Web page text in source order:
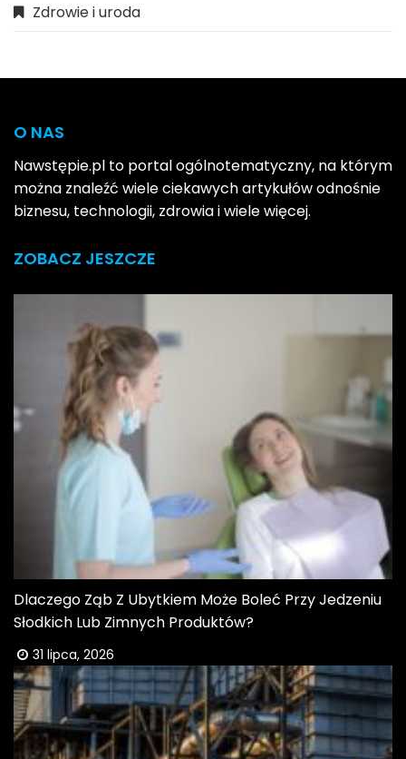
Zdrowie i uroda
O NAS
Nawstępie.pl to portal ogólnotematyczny, na którym
można znaleźć wiele ciekawych artykułów odnośnie
biznesu, technologii, zdrowia i wiele więcej.
ZOBACZ JESZCZE
Dlaczego Ząb Z Ubytkiem Może Boleć Przy Jedzeniu
Słodkich Lub Zimnych Produktów?
31 lipca, 2026